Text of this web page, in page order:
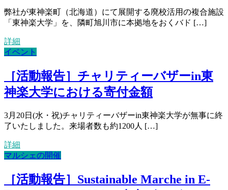
弊社が東神楽町（北海道）にて展開する廃校活用の複合施設
「東神楽大学」を、隣町旭川市に本拠地をおくバド […]
詳細
イベント
［活動報告］チャリティーバザーin東
神楽大学における寄付金額
3月20日(水・祝)チャリティーバザーin東神楽大学が無事に終
了いたしました。来場者数も約1200人 […]
詳細
マルシェの開催
［活動報告］Sustainable Marche in E-